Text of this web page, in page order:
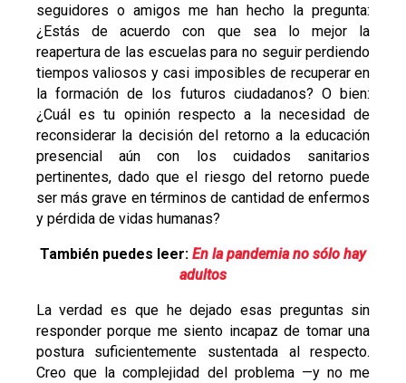
seguidores o amigos me han hecho la pregunta:
¿Estás de acuerdo con que sea lo mejor la
reapertura de las escuelas para no seguir perdiendo
tiempos valiosos y casi imposibles de recuperar en
la formación de los futuros ciudadanos? O bien:
¿Cuál es tu opinión respecto a la necesidad de
reconsiderar la decisión del retorno a la educación
presencial aún con los cuidados sanitarios
pertinentes, dado que el riesgo del retorno puede
ser más grave en términos de cantidad de enfermos
y pérdida de vidas humanas?
También puedes leer: En la pandemia no sólo hay
adultos
La verdad es que he dejado esas preguntas sin
responder porque me siento incapaz de tomar una
postura suficientemente sustentada al respecto.
Creo que la complejidad del problema —y no me